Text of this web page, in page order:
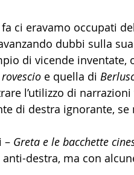
ci eravamo occupati
dubbi sulla
di vicende inventate,
e quella di
l’utilizzo di
di destra ignorante,
– Greta e le bacchette
destra, ma con